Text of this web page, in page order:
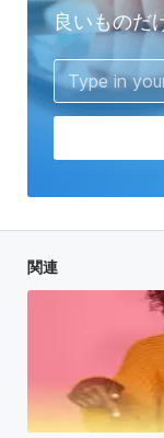
良いものだ
関連